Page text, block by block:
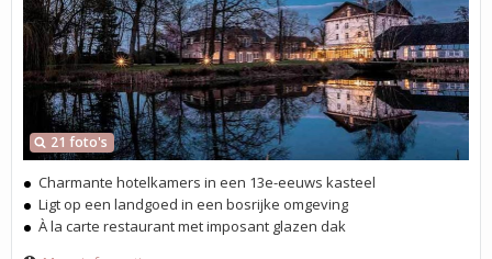
21 foto's
Charmante hotelkamers in een 13e-eeuws kasteel
Ligt op een landgoed in een bosrijke omgeving
À la carte restaurant met imposant glazen dak